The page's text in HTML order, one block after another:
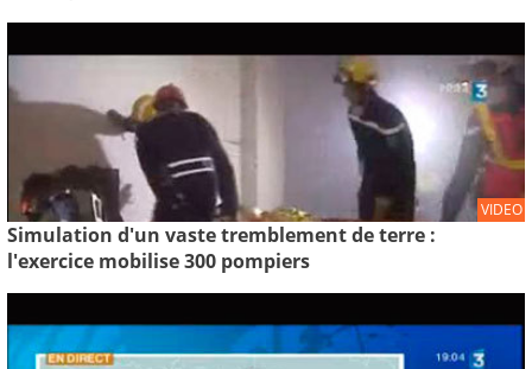
VIDEO
Simulation d'un vaste tremblement de terre :
l'exercice mobilise 300 pompiers